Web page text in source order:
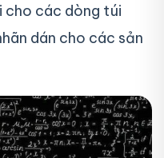
cho các dòng túi
dán cho các sản